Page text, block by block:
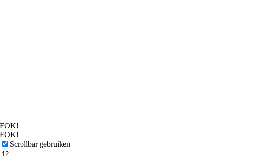
FOK!
FOK!
Scrollbar gebruiken